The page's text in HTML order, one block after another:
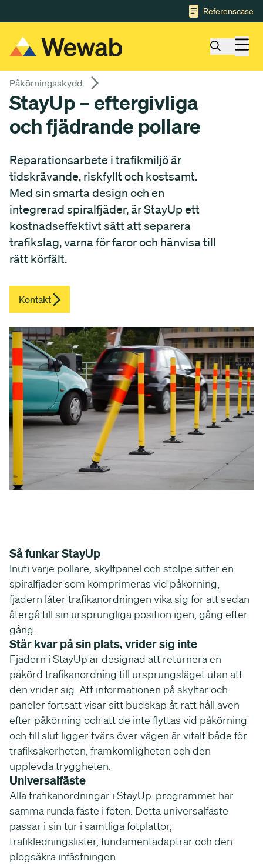
Referenscase
Påkörningsskydd
StayUp – eftergivliga
och fjädrande pollare
Reparationsarbete i trafikmiljö är
tidskrävande, riskfyllt och kostsamt.
Med sin smarta design och en
integrerad spiralfjäder, är StayUp ett
kostnadseffektivt sätt att separera
trafikslag, varna för faror och hänvisa till
rätt körfält.
Kontakt
Så funkar StayUp
Inuti varje pollare, skyltpanel och stolpe sitter en
spiralfjäder som komprimeras vid påkörning,
fjädern låter trafikanordningen vika sig för att sedan
återgå till sin ursprungliga position igen, gång efter
gång.
Står kvar på sin plats, vrider sig inte
Fjädern i StayUp är designad att returnera en
påkörd trafikanordning till ursprungsläget utan att
den vrider sig. Att informationen på skyltar och
paneler fortsatt visar sitt budskap åt rätt håll även
efter påkörning och att de inte flyttas vid påkörning
och till slut ligger tvärs över vägen är vitalt både för
trafiksäkerheten, framkomligheten och den
upplevda tryggheten.
Universalfäste
Alla trafikanordningar i StayUp-programmet har
samma runda fäste i foten. Detta universalfäste
passar i sin tur i samtliga fotplattor,
trafikledningslister, fundamentadaptrar och den
plogsäkra infästningen.